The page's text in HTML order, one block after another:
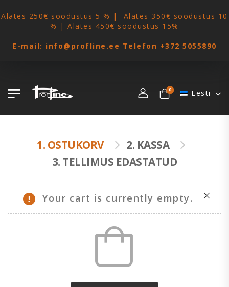
Alates 250€ soodustus 5 % | Alates 350€ soodustus 10
% | Alates 450€ soodustus 15%
E-mail: info@profline.ee Telefon +372 5055890
0 Eesti
1. OSTUKORV
2. KASSA
3. TELLIMUS EDASTATUD
Your cart is currently empty.